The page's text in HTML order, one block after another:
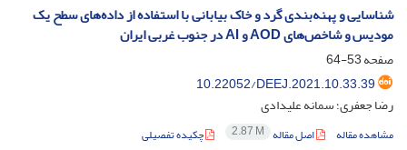
شناسایی و پهنه‌بندی گرد و خاک بیابانی با استفاده از داده‌های سطح یک
مودیس و شاخص‌های AOD و AI در جنوب غربی ایران
صفحه53-64
‎10.22052/DEEJ.2021.10.33.39
رضا جعفری؛ سمانه علیدادی
مشاهده مقاله اصل مقاله 2.87 M چکیده تفصیلی